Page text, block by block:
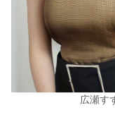
広瀬す